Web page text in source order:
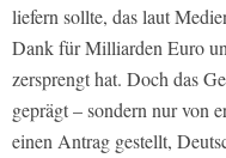
liefern sollte, das laut
Dank für Milliarden Euro
zersprengt hat. Doch das
geprägt – sondern nur von
einen Antrag gestellt,